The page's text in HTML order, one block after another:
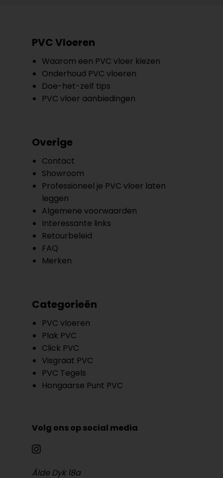
PVC Vloeren
Waarom een PVC vloer kiezen
Onderhoud PVC vloeren
Doe-het-zelf tips
PVC vloer aanbiedingen
Overige
Contact
Showroom
Professioneel je PVC vloer laten
leggen
Algemene voorwaarden
Interessante links
Retourbeleid
FAQ
Merken
Categorieën
PVC vloeren
Plak PVC
Click PVC
Visgraat PVC
PVC Tegels
Hongaarse Punt PVC
Volg ons op social media
Âlde Dyk 18a